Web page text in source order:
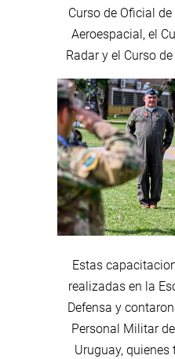
Curso de Oficial
Aeroespacial, el
Radar y el Curso
Estas
realizadas en la
Defensa y
Personal Militar
Uruguay,